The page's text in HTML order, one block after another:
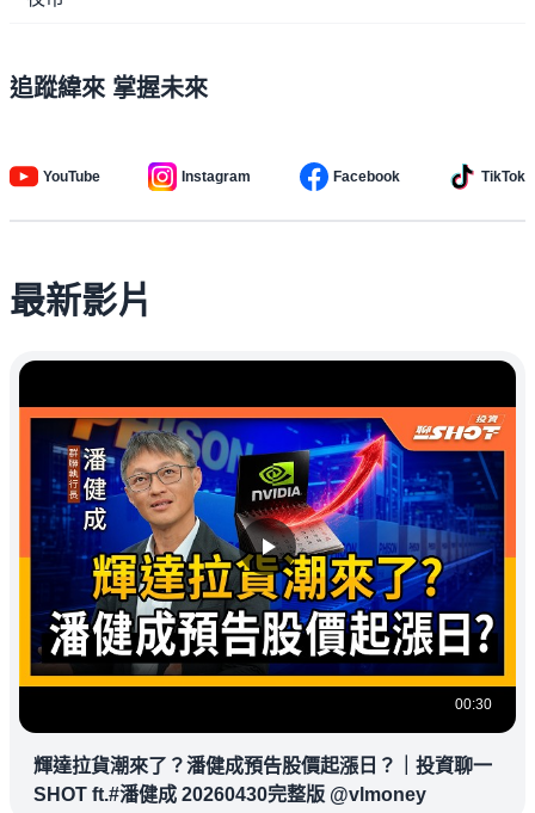
追蹤緯來 掌握未來
YouTube Instagram Facebook TikTok
最新影片
00:30
輝達拉貨潮來了？潘健成預告股價起漲日？｜投資聊一
SHOT ft.#潘健成 20260430完整版 @vlmoney